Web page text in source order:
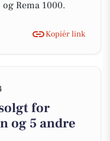
Rema 1000.
Kopiér link
for
og 5 andre